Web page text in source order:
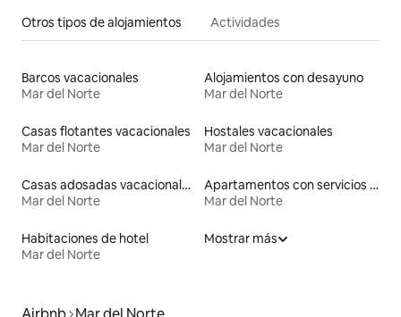
Otros tipos de alojamientos Actividades
Barcos vacacionales
Mar del Norte
Alojamientos con desayuno
Mar del Norte
Casas flotantes vacacionales
Mar del Norte
Hostales vacacionales
Mar del Norte
Casas adosadas vacacionales
Mar del Norte
Apartamentos con servicios incluidos vacacionales
Mar del Norte
Habitaciones de hotel
Mar del Norte
Mostrar más